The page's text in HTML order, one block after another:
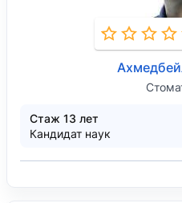
Стаж 13 лет
Кандидат наук